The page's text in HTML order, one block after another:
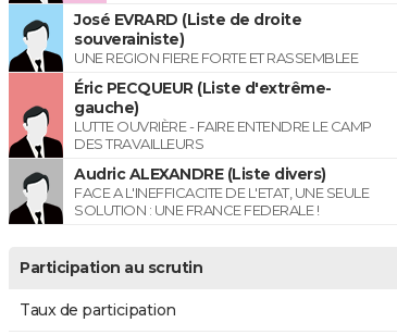
José EVRARD (Liste de droite
souverainiste)
UNE REGION FIERE FORTE ET RASSEMBLEE
Éric PECQUEUR (Liste d'extrême-
gauche)
LUTTE OUVRIÈRE - FAIRE ENTENDRE LE CAMP
DES TRAVAILLEURS
Audric ALEXANDRE (Liste divers)
FACE A L'INEFFICACITE DE L'ETAT, UNE SEULE
SOLUTION : UNE FRANCE FEDERALE !
Participation au scrutin
Taux de participation